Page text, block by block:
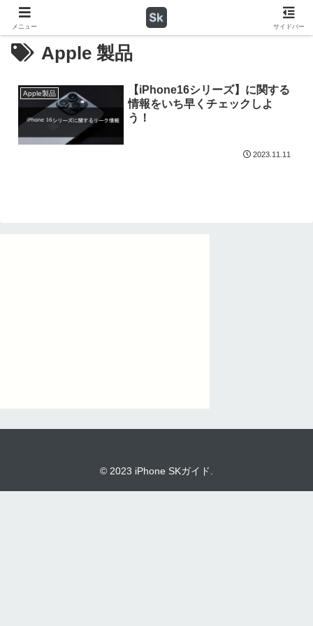
Apple 製品
Apple製品
【iPhone16シリーズ】に関する
情報をいち早くチェックしよ
う！
2023.11.11
© 2023 iPhone SKガイド.
メニュー サイドバー